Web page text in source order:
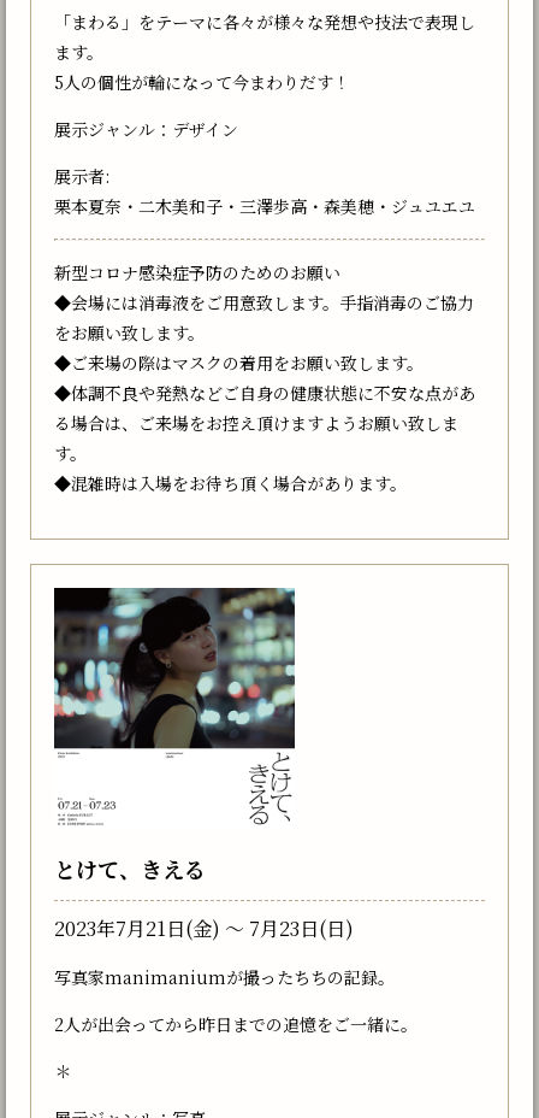
「まわる」をテーマに各々が様々な発想や技法で表現し
ます。
5人の個性が輪になって今まわりだす！
展示ジャンル：デザイン
展示者:
栗本夏奈・二木美和子・三澤歩高・森美穂・ジュユエユ
新型コロナ感染症予防のためのお願い
◆会場には消毒液をご用意致します。手指消毒のご協力
をお願い致します。
◆ご来場の際はマスクの着用をお願い致します。
◆体調不良や発熱などご自身の健康状態に不安な点があ
る場合は、ご来場をお控え頂けますようお願い致しま
す。
◆混雑時は入場をお待ち頂く場合があります。
とけて、きえる
2023年7月21日(金) 〜 7月23日(日)
写真家manimaniumが撮ったちちの記録。
2人が出会ってから昨日までの追憶をご一緒に。
＊